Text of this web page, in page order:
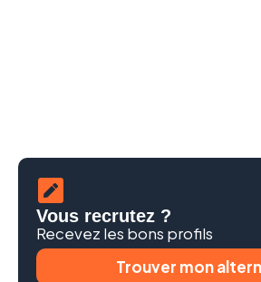
Vous recrutez ?
Recevez les bons profils
Trouver mon